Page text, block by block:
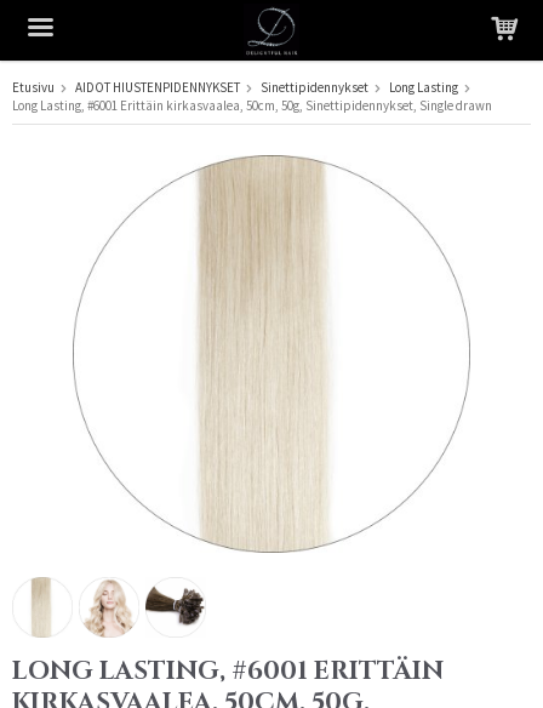
Tuote on lisätty ostoskoriin
Etusivu AIDOT HIUSTENPIDENNYKSET Sinettipidennykset
Long Lasting
Long Lasting, #6001 Erittäin kirkasvaalea, 50cm, 50g, Sinettipidennykset, Single drawn
LONG LASTING, #6001 ERITTÄIN